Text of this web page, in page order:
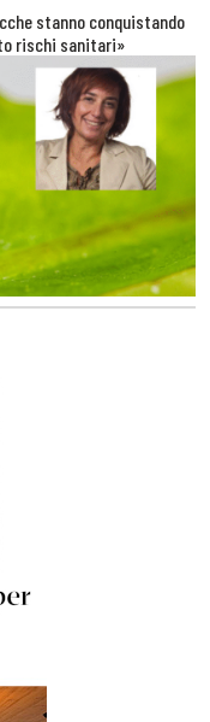
stanno conquistando
rischi sanitari»